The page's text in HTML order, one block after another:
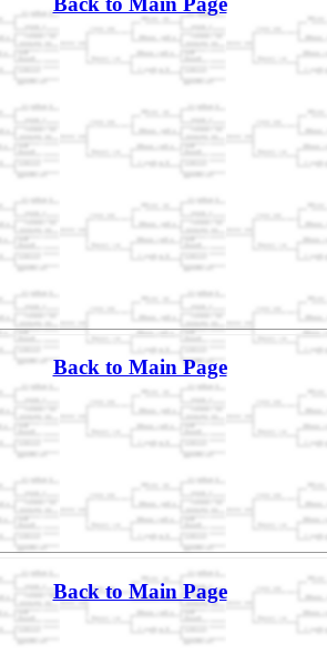
Back to Main Page
Back to Main Page